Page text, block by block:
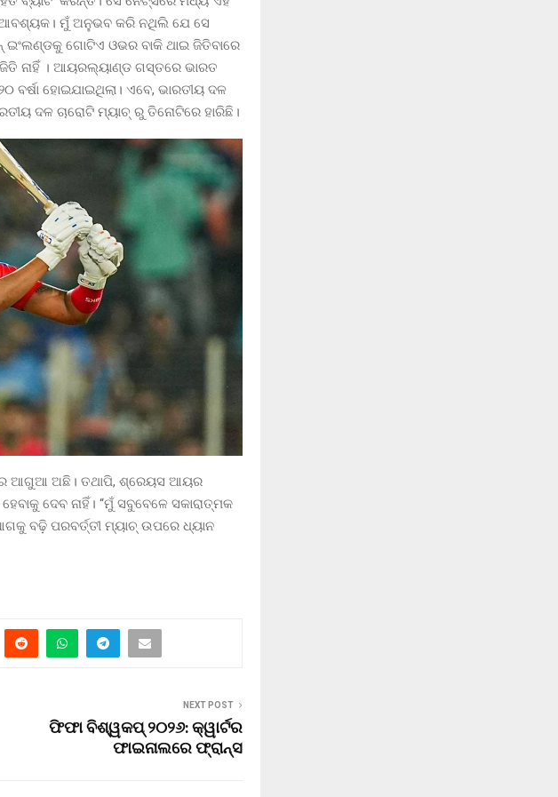
ଆବଶ୍ୟକ। ମୁଁ ଅନୁଭବ କରି ନଥିଲି ଯେ ସେ
ଗୋଟିଏ ଓଭର ବାକି ଥାଇ ଜିତିବାରେ
ନାହିଁ । ଆୟରଲ୍ୟାଣ୍ଡ ଗସ୍ତରେ ଭାରତ
ବର୍ଷା ହୋଇଯାଇଥିଲା। ଏବେ, ଭାରତୀୟ ଦଳ
ଦଳ ଚାରୋଟି ମ୍ୟାଚ୍ ରୁ ତିନୋଟିରେ ହାରିଛି।
ଆଗୁଆ ଅଛି। ତଥାପି, ଶ୍ରେୟସ ଆୟର
ଦେବ ନାହିଁ। “ମୁଁ ସବୁବେଳେ ସକାରାତ୍ମକ
ବଢ଼ି ପରବର୍ତ୍ତୀ ମ୍ୟାଚ୍ ଉପରେ ଧ୍ୟାନ
NEXT POST
ଫିଫା ବିଶ୍ୱକପ୍ ୨୦୨୬: କ୍ୱାର୍ଟର
ଫାଇନାଲରେ ଫ୍ରାନ୍ସ